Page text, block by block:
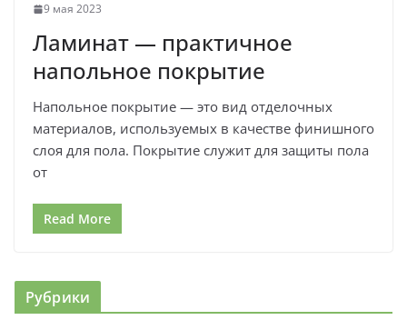
9 мая 2023
Ламинат — практичное
напольное покрытие
Напольное покрытие — это вид отделочных
материалов, используемых в качестве финишного
слоя для пола. Покрытие служит для защиты пола
от
Read More
Рубрики